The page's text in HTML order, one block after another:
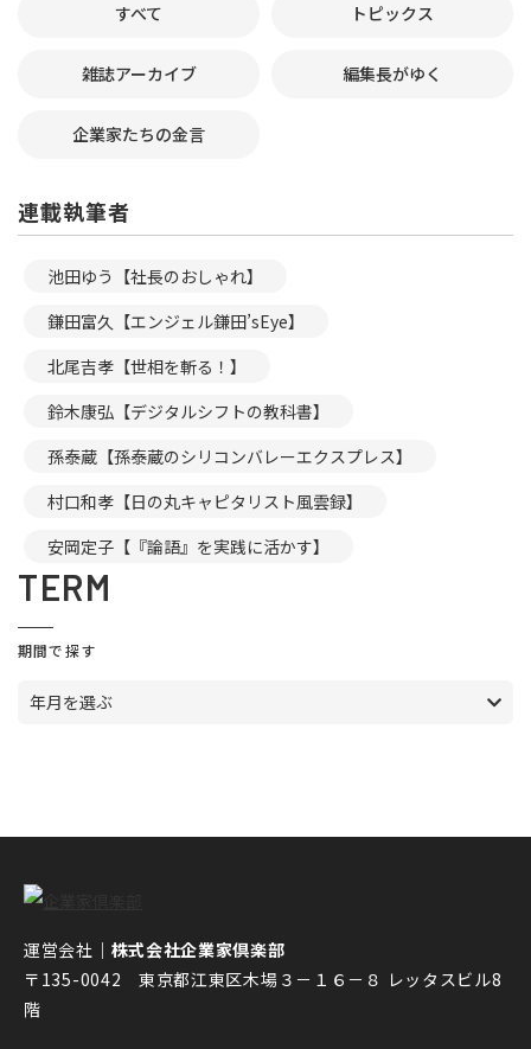
すべて トピックス
雑誌アーカイブ 編集長がゆく
企業家たちの金言
連載執筆者
池田ゆう【社長のおしゃれ】
鎌田富久【エンジェル鎌田’sEye】
北尾吉孝【世相を斬る！】
鈴木康弘【デジタルシフトの教科書】
孫泰蔵【孫泰蔵のシリコンバレーエクスプレス】
村口和孝【日の丸キャピタリスト風雲録】
安岡定子【『論語』を実践に活かす】
TERM
期間で探す
年月を選ぶ
運営会社｜ 株式会社企業家倶楽部
〒135-0042 東京都江東区木場３－１６－８ レッタスビル8
階